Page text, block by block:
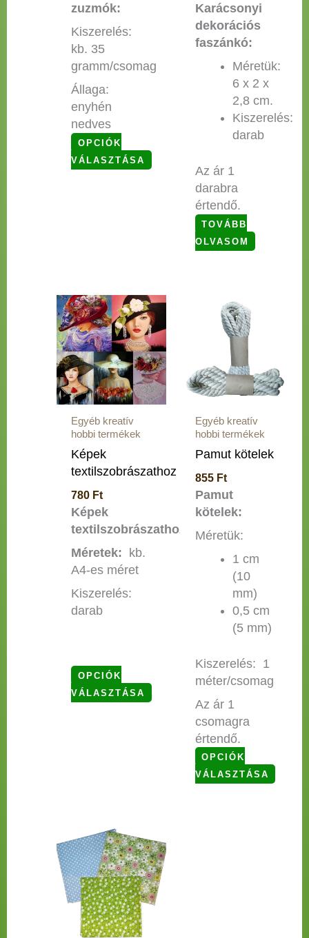
zuzmók:
Kiszerelés:
kb. 35
gramm/csomag
Állaga:
enyhén
nedves
OPCIÓK
VÁLASZTÁSA
Karácsonyi
dekorációs
faszánkó:
Méretük:
6 x 2 x
2,8 cm.
Kiszerelés:
darab
Az ár 1
darabra
értendő.
TOVÁBB
OLVASOM
Egyéb kreatív
hobbi termékek
Képek
textilszobrászathoz
780 Ft
Képek
textilszobrászathoz:
Méretek: kb.
A4-es méret
Kiszerelés:
darab
OPCIÓK
VÁLASZTÁSA
Ennek
a
terméknek
több
variációja
van.
A
változatok
a
termékoldalon
választhatók
ki
Egyéb kreatív
hobbi termékek
Pamut kötelek
855 Ft
Pamut
kötelek:
Méretük:
1 cm
(10
mm)
0,5 cm
(5 mm)
Kiszerelés: 1
méter/csomag
Az ár 1
csomagra
értendő.
OPCIÓK
VÁLASZTÁSA
Ennek
terméknek
variációja
van.
változatok
a
termékoldalon
választhatók
ki
Ennek
a
terméknek
több
variációja
van.